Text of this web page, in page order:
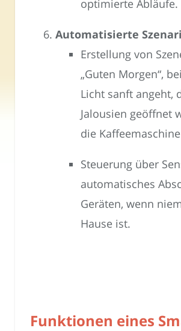
optimierte Abläufe.
Automatisierte
Erstellung von
„Guten Morgen“,
Licht sanft angeht,
Jalousien geöffnet
die
Steuerung über
automatisches
Geräten, wenn
Hause ist.
Funktionen eines